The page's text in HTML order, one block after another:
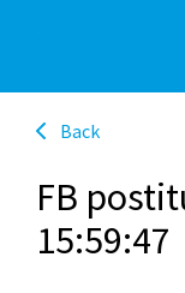
Back
FB
15:59:47